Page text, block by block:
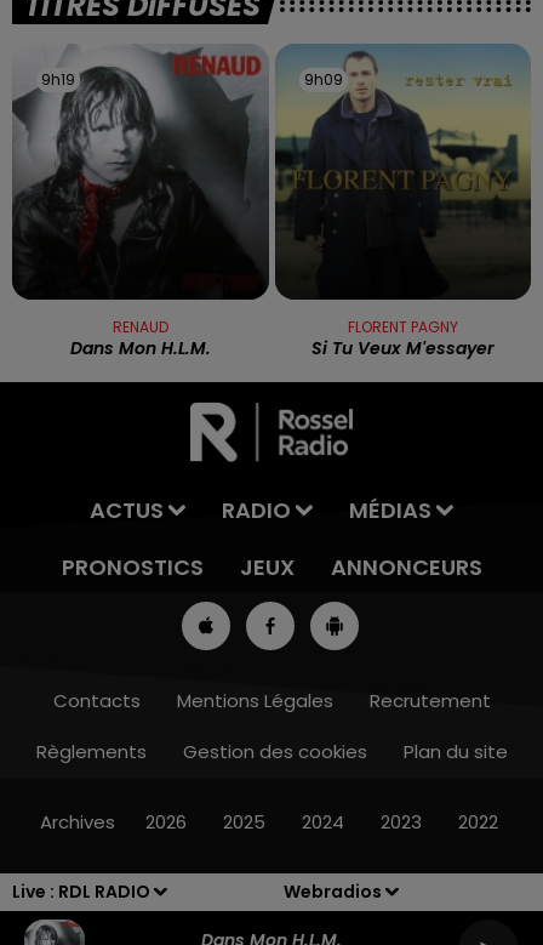
Live : RDL RADIO
Webradios
Dans Mon H.l.m.
7h00 - 10h00
9h19
9h19
RENAUD
Dans Mon H.l.m.
9h09
9h09
FLORENT PAGNY
Si Tu Veux M'essayer
ACTUS RADIO
MÉDIAS
PRONOSTICS
JEUX ANNONCEURS
Contacts Mentions Légales
Recrutement
Règlements
Gestion des cookies Plan du site
Archives 2026 2025 2024 2023 2022